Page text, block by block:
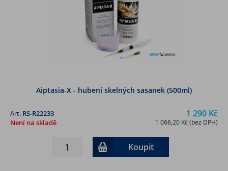
Aiptasia-X - hubení skelných sasanek (500ml)
1 290 Kč
1 066,20 Kč (bez DPH)
Art: RS-R22233
Není na skladě
Koupit